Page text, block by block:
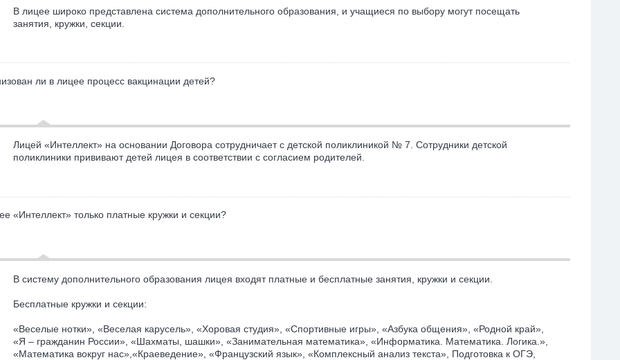
В лицее широко представлена система дополнительного образования, и учащиеся по выбору могут посещать
занятия, кружки, секции.
ли в лицее процесс вакцинации детей?
Лицей «Интеллект» на основании Договора сотрудничает с детской поликлиникой № 7. Сотрудники детской
поликлиники прививают детей лицея в соответствии с согласием родителей.
«Интеллект» только платные кружки и секции?
В систему дополнительного образования лицея входят платные и бесплатные занятия, кружки и секции.
Бесплатные кружки и секции:
«Веселые нотки», «Веселая карусель», «Хоровая студия», «Спортивные игры», «Азбука общения», «Родной край»,
«Я – гражданин России», «Шахматы, шашки», «Занимательная математика», «Информатика. Математика. Логика.»,
«Математика вокруг нас»,«Краеведение», «Французский язык», «Комплексный анализ текста», Подготовка к ОГЭ,